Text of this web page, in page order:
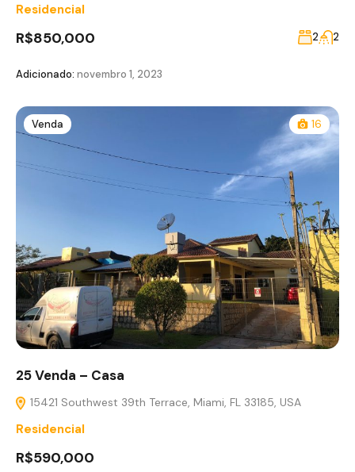
Residencial
R$850,000 2 2
Adicionado: novembro 1, 2023
Venda 16
25 Venda – Casa
15421 Southwest 39th Terrace, Miami, FL 33185, USA
Residencial
R$590,000